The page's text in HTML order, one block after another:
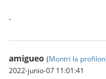
.
amigueo (Montri la profilon
2022-junio-07 11:01:41